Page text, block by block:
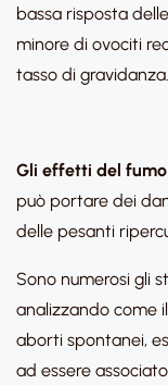
bassa risposta
minore di ovociti
tasso di gravidanza.
Gli effetti del
può portare dei
delle pesanti
Sono numerosi gli
analizzando come
aborti spontanei,
ad essere